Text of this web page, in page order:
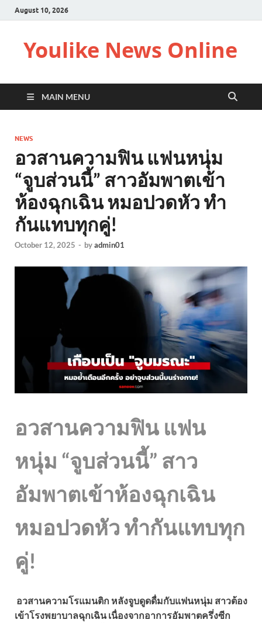
August 10, 2026
Youlike News Online
MAIN MENU
NEWS
อวสานความฟิน แฟนหนุ่ม
“จูบส่วนนี้” สาวอัมพาตเข้า
ห้องฉุกเฉิน หมอปวดหัว ทำ
กันแทบทุกคู่!
October 12, 2025 - byadmin01
อวสานความฟิน แฟน
หนุ่ม “จูบส่วนนี้” สาว
อัมพาตเข้าห้องฉุกเฉิน
หมอปวดหัว ทำกันแทบทุก
คู่!
อวสานความโรแมนติก หลังจูบดูดดื่มกับแฟนหนุ่ม สาวต้อง
เข้าโรงพยาบาลฉุกเฉิน เนื่องจากอาการอัมพาตครึ่งซีก